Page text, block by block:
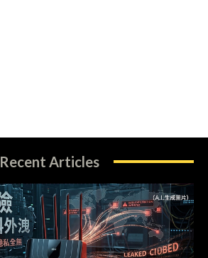
Recent Articles